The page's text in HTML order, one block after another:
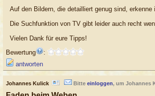
Auf den Bildern, die detailliert genug sind,
Die Suchfunktion von TV gibt leider auch recht
Vielen Dank für eure Tipps!
Bewertung
:
antworten
Johannes Kulick Bitte einloggen, um Johannes